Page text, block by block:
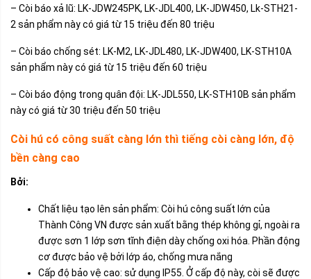
– Còi báo xả lũ: LK-JDW245PK, LK-JDL400, LK-JDW450, Lk-STH21-
2 sản phẩm này có giá từ 15 triệu đến 80 triệu
– Còi báo chống sét: LK-M2, LK-JDL480, LK-JDW400, LK-STH10A
sản phẩm này có giá từ 15 triệu đến 60 triệu
– Còi báo động trong quân đội: LK-JDL550, LK-STH10B sản phẩm
này có giá từ 30 triệu đến 50 triệu
Còi hú có công suất càng lớn thì tiếng còi càng lớn, độ
bền càng cao
Bởi:
Chất liệu tạo lên sản phẩm: Còi hú công suất lớn của
Thành Công VN được sản xuất bằng thép không gỉ, ngoài ra
được sơn 1 lớp sơn tĩnh điện dày chống oxi hóa. Phần động
cơ được bảo vệ bởi lớp áo, chống mưa nắng
Cấp độ bảo vệ cao: sử dụng IP55. Ở cấp độ này, còi sẽ được